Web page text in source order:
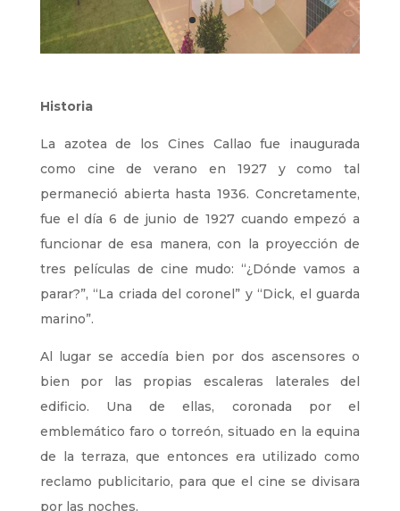
Historia
La azotea de los Cines Callao fue inaugurada
como cine de verano en 1927 y como tal
permaneció abierta hasta 1936. Concretamente,
fue el día 6 de junio de 1927 cuando empezó a
funcionar de esa manera, con la proyección de
tres películas de cine mudo: “¿Dónde vamos a
parar?”, “La criada del coronel” y “Dick, el guarda
marino”.
Al lugar se accedía bien por dos ascensores o
bien por las propias escaleras laterales del
edificio. Una de ellas, coronada por el
emblemático faro o torreón, situado en la equina
de la terraza, que entonces era utilizado como
reclamo publicitario, para que el cine se divisara
por las noches.